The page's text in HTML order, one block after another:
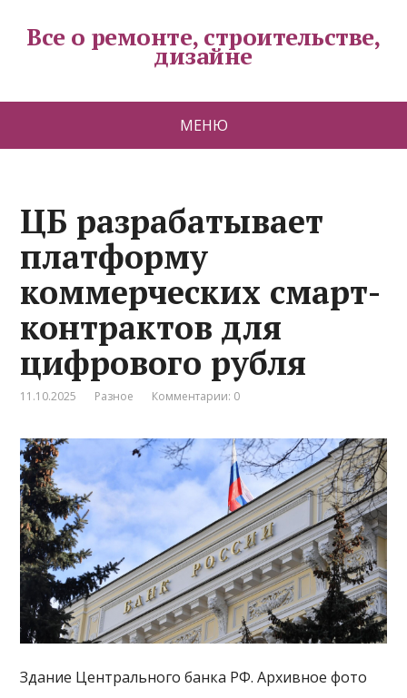
Все о ремонте, строительстве,
дизайне
МЕНЮ
ЦБ разрабатывает
платформу
коммерческих смарт-
контрактов для
цифрового рубля
11.10.2025 Разное Комментарии: 0
Здание Центрального банка РФ. Архивное фото